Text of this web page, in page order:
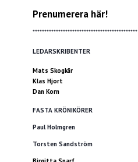
Prenumerera här!
*********************************************
LEDARSKRIBENTER
Mats Skogkär
Klas Hjort
Dan Korn
FASTA KRÖNIKÖRER
Paul Holmgren
Torsten Sandström